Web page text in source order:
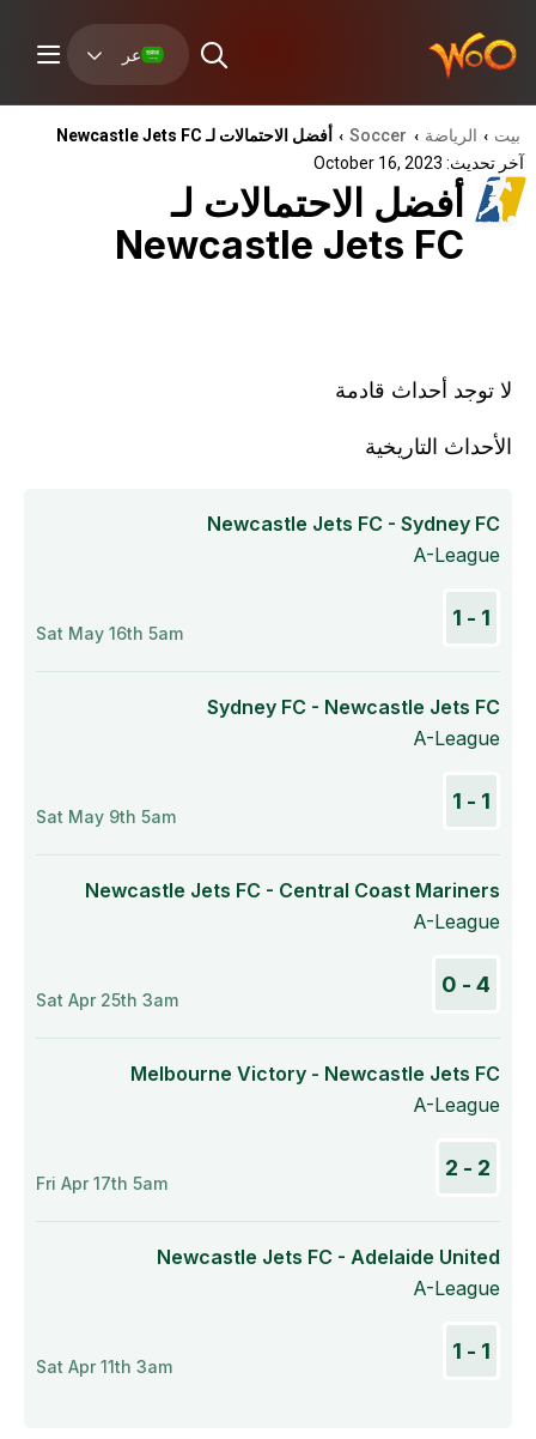
عر
بيت › الرياضة ›
Soccer
› أفضل الاحتمالات لـ Newcastle Jets FC
آخر تحديث: October 16, 2023
أفضل الاحتمالات لـ
Newcastle Jets FC
لا توجد أحداث قادمة
الأحداث التاريخية
Newcastle Jets FC - Sydney FC
A-League
Sat May 16th 5am
Sydney FC - Newcastle Jets FC
A-League
Sat May 9th 5am
Newcastle Jets FC - Central Coast Mariners
A-League
4 - 0
Sat Apr 25th 3am
Melbourne Victory - Newcastle Jets FC
A-League
2 - 2
Fri Apr 17th 5am
Newcastle Jets FC - Adelaide United
A-League
Sat Apr 11th 3am